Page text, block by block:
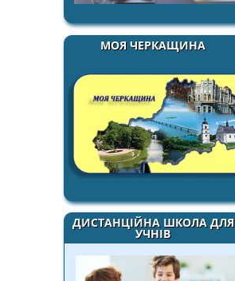
МОЯ ЧЕРКАЩИНА
ДИСТАНЦІЙНА ШКОЛА ДЛЯ
УЧНІВ